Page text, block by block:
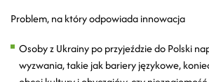
Problem, na który odpowiada innowacja
Osoby z Ukrainy po przyjeździe do Polski
wyzwania, takie jak bariery językowe,